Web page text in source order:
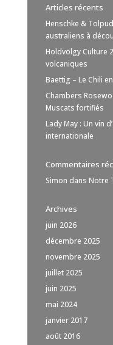
Articles récents
Henschke &
australiens à
Holdvölgy Culture
volcaniques
Baettig – Le Chili
Chambers
Muscats fortifiés
Lady May : Un vin
internationale
Commentaires
Simon dans Notre
Archives
juin 2026
décembre 2025
novembre 2025
juillet 2025
juin 2025
mai 2024
janvier 2017
août 2016